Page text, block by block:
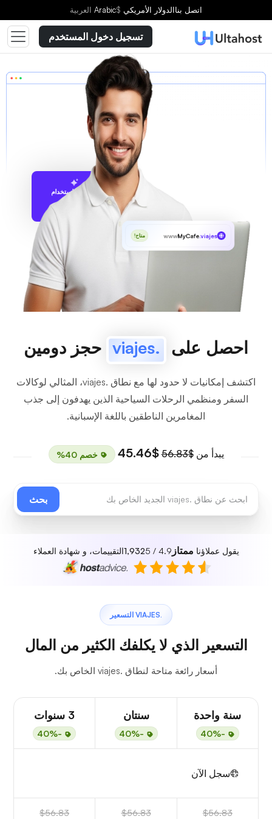
اتصل بناالدولار الأمريكي $
Arabic العربية
تسجيل دخول المستخدم
الاقتراح باستخدام
wwwMyCafe.viajes متاح!
احصل على .viajes حجز دومين
اكتشف إمكانيات لا حدود لها مع نطاق .viajes، المثالي لوكالات
السفر ومنظمي الرحلات السياحية الذين يهدفون إلى جذب
المغامرين الناطقين باللغة الإسبانية.
يبدأ من$56.83
$45.46 خصم 40%
بحث
يقول عملاؤنا ممتاز 4.9 / 5
1,932التقييمات، و شهادة العملاء
.VIAJES التسعير
التسعير الذي لا يكلفك الكثير من المال
أسعار رائعة متاحة لنطاق .viajes الخاص بك.
سنة واحدة
-40%
سنتان
-40%
3 سنوات
-40%
سجل الآن
$56.83
$56.83
$56.83